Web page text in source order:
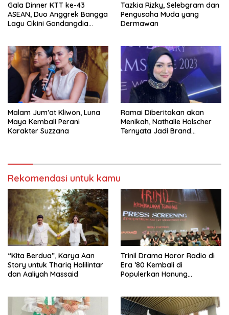
Gala Dinner KTT ke-43
ASEAN, Duo Anggrek Bangga
Lagu Cikini Gondangdia
Tazkia Rizky, Selebgram dan
Pengusaha Muda yang
Dermawan
Malam Jum’at Kliwon, Luna
Maya Kembali Perani
Karakter Suzzana
Ramai Diberitakan akan
Menikah, Nathalie Holscher
Ternyata Jadi Brand
Rekomendasi untuk kamu
“Kita Berdua”, Karya Aan
Story untuk Thariq Halilintar
dan Aaliyah Massaid
­Trinil Drama Horor Radio di
Era ’80 Kembali di
Populerkan Hanung